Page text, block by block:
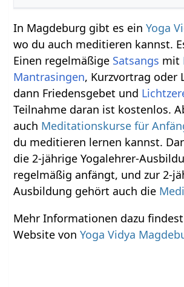
In Magdeburg gibt es einYoga
wo du auch meditieren kannst.
Einen regelmäßige Satsangs mit
Mantrasingen, Kurzvortrag oder
dann Friedensgebet und
Teilnahme daran ist kostenlos.
auch Meditationskurse für
du meditieren lernen kannst.
die 2-jährige Yogalehrer-
regelmäßig anfängt, und zur 2-
Ausbildung gehört auch die
Mehr Informationen dazu
Website vonYoga Vidya